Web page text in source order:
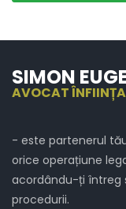
SIMON
AVOCAT
- este partenerul
orice operațiune
acordându-ți întreg
procedurii.